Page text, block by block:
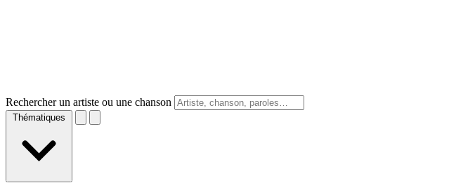
Rechercher un artiste ou une chanson
Thématiques